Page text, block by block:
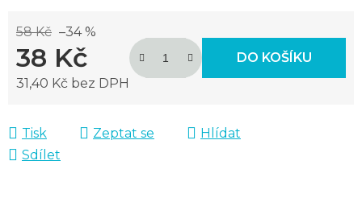
58 Kč –34 %
38 Kč
31,40 Kč bez DPH
DO KOŠÍKU
Tisk Zeptat se
Hlídat
Sdílet